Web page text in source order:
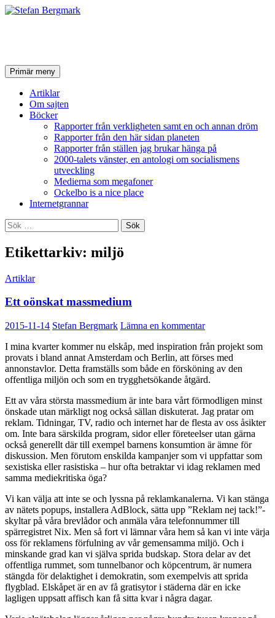
SökPrimär meny Hoppa
till
innehåll
Artiklar
Om sajten
Böcker
Rapporter från verkligheten samt en och annan dröm
Rapporter från den här sidan planeten
Rapporter från ställen jag brukar hänga på
2000-talets vänster, en antologi om socialismens
utveckling
Medierna som megafoner
Ockelbo is a nice place
Internetgrannar
Sök
efter:
Etikettarkiv: miljö
Artiklar
Ett oönskat massmedium
2015-11-14 Stefan Bergmark Lämna en kommentar
I mina kvarter kommer nu elskåp, med inspiration från projekt som
provats i bland annat Amsterdam och Berlin, att förses med
annonstavlor. Detta framställs som både en försköning av den
offentliga miljön och som en trygghetsökande åtgärd.
Ett av våra största massmedium är inte bara vårt förmodligen minst
önskade utan märkligt nog också sällan diskuterat. Jag pratar om
reklam. Tidningar, TV, radio och internet har de flesta av oss åsikter
om. Inte bara särskilda program, sidor eller företeelser utan gärna
också generellt där till exempel barnens konsumtion är ämne för
diskussion. Men förutom enskilda kampanjer som vi uppfattar som
sexistiska eller rasistiska – hur ofta betraktar vi idag reklamen med
samma mediekritiska öga?
Vi kan välja att inte se och lyssna på reklamkanalerna. Vi kan stänga
av nätets popups, installera AdBlock, sätta upp ”Reklam nej tack!”-
skyltar på våra brevlådor och anmäla våra telefonnummer till
spärregistret Nix. Men så fort vi lämnar våra hem så kan vi inte värja
oss för reklamens förfulning av vår gemensamma miljö. Och i
minskande grad kan vi själva sprida budskap. Stora delar av det
offentliga rummet, som tunnelbanor och köpcentrum, är numera
stängda för delaktighet i demokratin, som exempelvis att sprida
flygblad. Elskåpet är en av få gratisytor i städerna där en icke
lagligen uppsatt affisch kan få sitta kvar i några dagar.